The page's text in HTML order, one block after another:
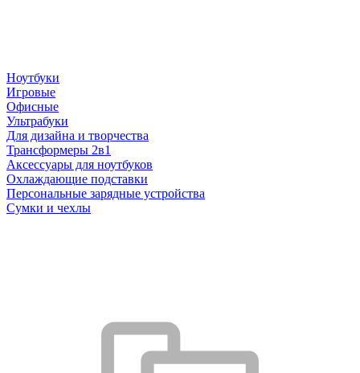
Ноутбуки
Игровые
Офисные
Ультрабуки
Для дизайна и творчества
Трансформеры 2в1
Аксессуары для ноутбуков
Охлаждающие подставки
Персональные зарядные устройства
Сумки и чехлы